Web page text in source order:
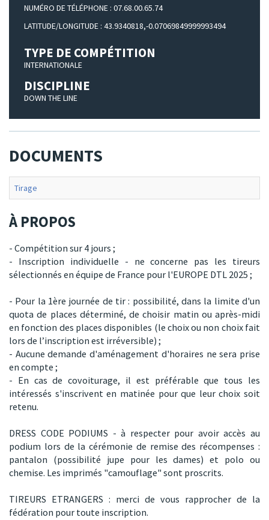
NUMÉRO DE TÉLÉPHONE : 07.68.00.65.74
LATITUDE/LONGITUDE : 43.9340818,-0.07069849999993494
TYPE DE COMPÉTITION
INTERNATIONALE
DISCIPLINE
DOWN THE LINE
DOCUMENTS
Tirage
À PROPOS
- Compétition sur 4 jours ;
- Inscription individuelle - ne concerne pas les tireurs
sélectionnés en équipe de France pour l'EUROPE DTL 2025 ;
- Pour la 1ère journée de tir : possibilité, dans la limite d'un
quota de places déterminé, de choisir matin ou après-midi
en fonction des places disponibles (le choix ou non choix fait
lors de l’inscription est irréversible) ;
- Aucune demande d'aménagement d'horaires ne sera prise
en compte ;
- En cas de covoiturage, il est préférable que tous les
intéressés s'inscrivent en matinée pour que leur choix soit
retenu.
DRESS CODE PODIUMS - à respecter pour avoir accès au
podium lors de la cérémonie de remise des récompenses :
pantalon (possibilité jupe pour les dames) et polo ou
chemise. Les imprimés "camouflage" sont proscrits.
TIREURS ETRANGERS : merci de vous rapprocher de la
fédération pour toute inscription.